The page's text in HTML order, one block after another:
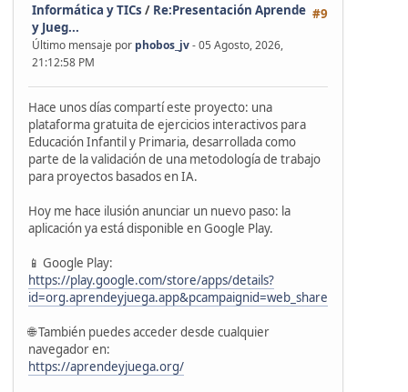
#9
Informática y TICs / Re:Presentación Aprende
y Jueg...
Último mensaje por phobos_jv- 05 Agosto, 2026,
21:12:58 PM
Hace unos días compartí este proyecto: una
plataforma gratuita de ejercicios interactivos para
Educación Infantil y Primaria, desarrollada como
parte de la validación de una metodología de trabajo
para proyectos basados en IA.
Hoy me hace ilusión anunciar un nuevo paso: la
aplicación ya está disponible en Google Play.
📱 Google Play:
https://play.google.com/store/apps/details?
id=org.aprendeyjuega.app&pcampaignid=web_share
🌐 También puedes acceder desde cualquier
navegador en:
https://aprendeyjuega.org/